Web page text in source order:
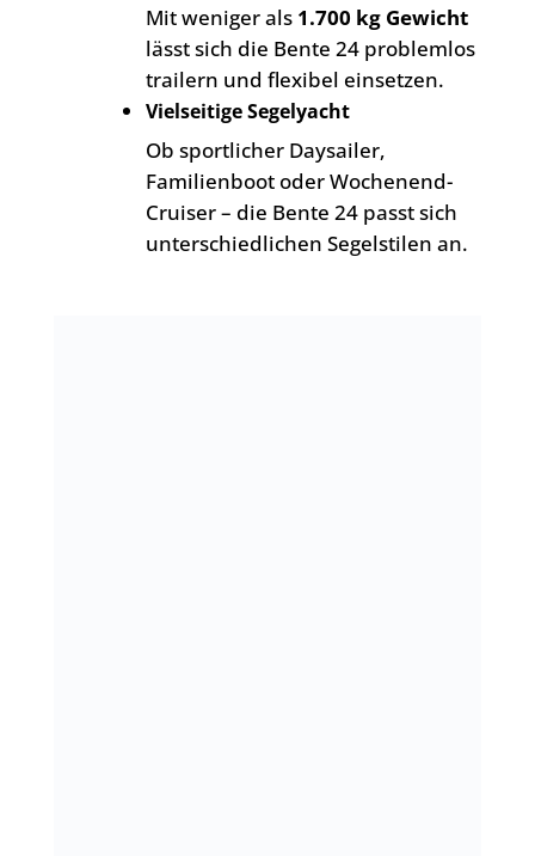
Mit weniger als 1.700 kg Gewicht
lässt sich die Bente 24 problemlos
trailern und flexibel einsetzen.
Vielseitige Segelyacht
Ob sportlicher Daysailer,
Familienboot oder Wochenend-
Cruiser – die Bente 24 passt sich
unterschiedlichen Segelstilen an.